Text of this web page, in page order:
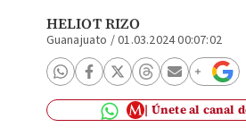
HELIOT RIZO
Guanajuato /01.03.2024 00:07:02
Únete al canal